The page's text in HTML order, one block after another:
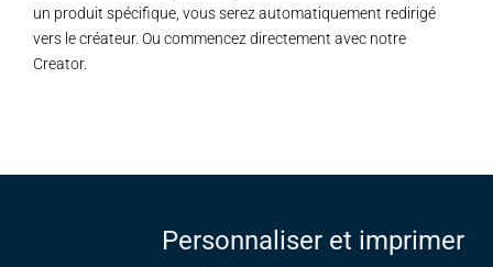
un produit spécifique, vous serez automatiquement redirigé
vers le créateur. Ou commencez directement avec notre
Creator.
Personnaliser et imprimer